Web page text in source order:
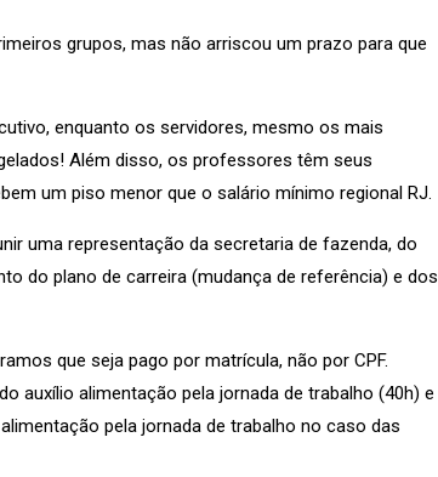
grupos, mas não arriscou um prazo para que
enquanto os servidores, mesmo os mais
Além disso, os professores têm seus
um piso menor que o salário mínimo regional RJ.
uma representação da secretaria de fazenda, do
do plano de carreira (mudança de referência) e dos
que seja pago por matrícula, não por CPF.
auxílio alimentação pela jornada de trabalho (40h) e
pela jornada de trabalho no caso das